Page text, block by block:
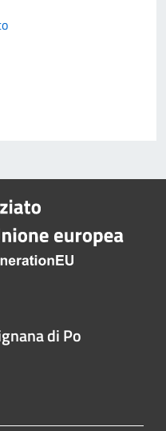
di Po